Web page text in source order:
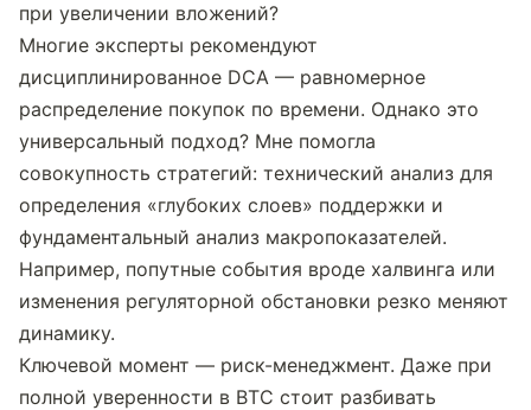
при увеличении вложений?
Многие эксперты рекомендуют
дисциплинированное DCA — равномерное
распределение покупок по времени. Однако это
универсальный подход? Мне помогла
совокупность стратегий: технический анализ для
определения «глубоких слоев» поддержки и
фундаментальный анализ макропоказателей.
Например, попутные события вроде халвинга или
изменения регуляторной обстановки резко меняют
динамику.
Ключевой момент — риск-менеджмент. Даже при
полной уверенности в BTC стоит разбивать